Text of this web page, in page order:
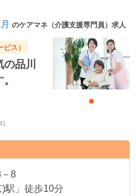
のケアマネ（介護支援専門員）求人
ス）
品川
8
)駅」徒歩10分